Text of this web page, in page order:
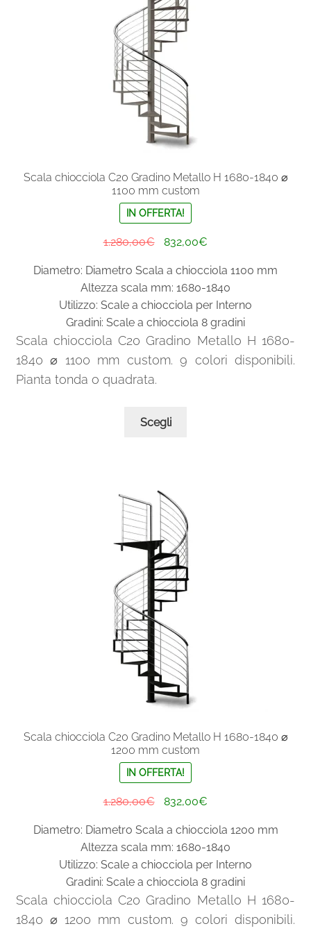
Scala chiocciola C20 Gradino Metallo H 1680-1840 ⌀
1100 mm custom
IN OFFERTA!
1.280,00€
originale
era:
1.280,00€.
832,00€
attuale
è:
832,00€.
Diametro: Diametro Scala a chiocciola 1100 mm
Altezza scala mm: 1680-1840
Utilizzo: Scale a chiocciola per Interno
Gradini: Scale a chiocciola 8 gradini
Scala chiocciola C20 Gradino Metallo H 1680-
1840 ⌀ 1100 mm custom. 9 colori disponibili.
Pianta tonda o quadrata.
Scegli
opzioni
possono
essere
scelte
nella
prodotto
Scala chiocciola C20 Gradino Metallo H 1680-1840 ⌀
1200 mm custom
IN OFFERTA!
1.280,00€
originale
era:
1.280,00€.
832,00€
attuale
è:
832,00€.
Diametro: Diametro Scala a chiocciola 1200 mm
Altezza scala mm: 1680-1840
Utilizzo: Scale a chiocciola per Interno
Gradini: Scale a chiocciola 8 gradini
Scala chiocciola C20 Gradino Metallo H 1680-
1840 ⌀ 1200 mm custom. 9 colori disponibili.